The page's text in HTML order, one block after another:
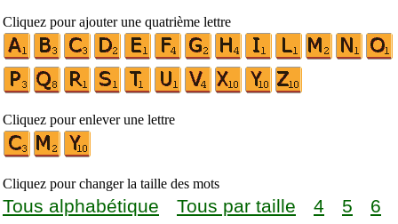
Cliquez pour ajouter une quatrième lettre
Cliquez pour enlever une lettre
Cliquez pour changer la taille des mots
Tous alphabétique Tous par taille 4 5
6